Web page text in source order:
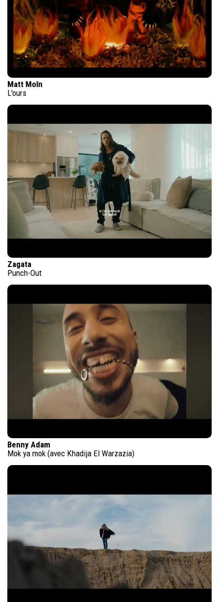
Matt Moln
L'ours
Zagata
Punch-Out
Benny Adam
Mok ya mok (avec Khadija El Warzazia)